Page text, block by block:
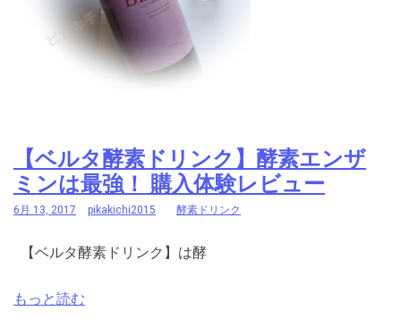
【ベルタ酵素ドリンク】酵素エンザ
ミンは最強！ 購入体験レビュー
6月 13, 2017 pikakichi2015 酵素ドリンク
【ベルタ酵素ドリンク】は酵
もっと読む